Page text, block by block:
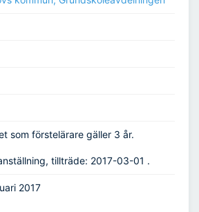
som förstelärare gäller 3 år.
tillträde: 2017-03-01 .
2017